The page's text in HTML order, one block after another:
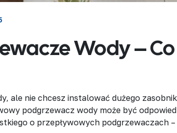
Wody – Co
ale nie chcesz instalować dużego
podgrzewacz wody może być
o przepływowych podgrzewaczach –